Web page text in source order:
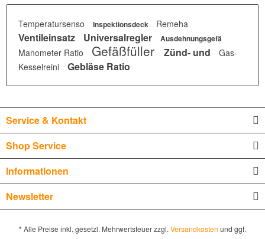
Temperatursenso Inspektionsdeck Remeha
Ventileinsatz Universalregler Ausdehnungsgefä
Manometer Ratio Gefäßfüller Zünd- und
Gas-
Kesselreini
Gebläse Ratio
Service & Kontakt
Shop Service
Informationen
Newsletter
* Alle Preise inkl. gesetzl. Mehrwertsteuer zzgl. Versandkosten und ggf.